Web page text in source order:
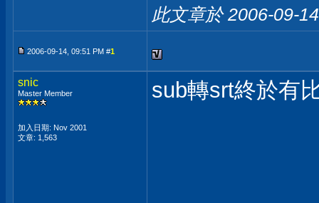
此文章於 2006-09-
2006-09-14, 09:51 PM #1
snic
Master Member
加入日期: Nov 2001
文章: 1,563
sub轉srt終於有